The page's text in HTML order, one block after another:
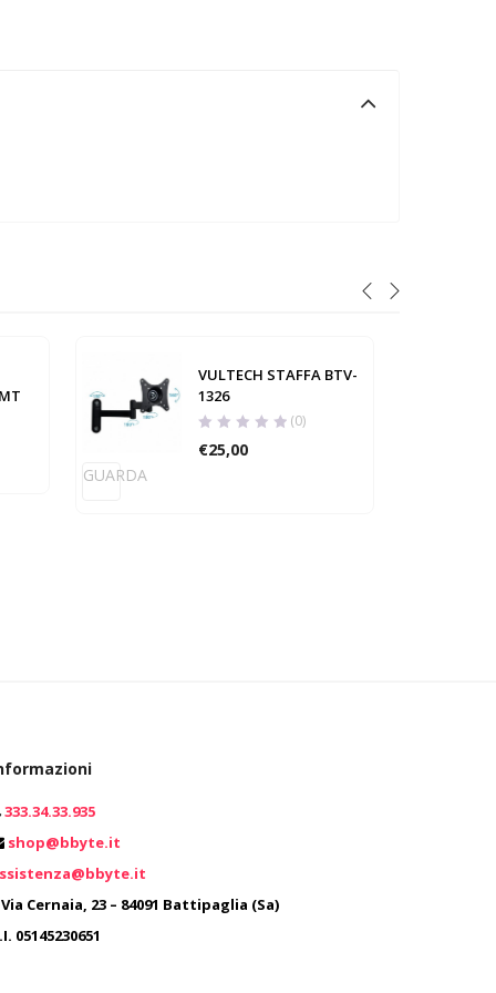
GUARDA
VULTECH STAFFA BTV-
1326
(0)
€25,00
333.34.33.935
shop@bbyte.it
Cernaia, 23 – 84091 Battipaglia (Sa)
05145230651